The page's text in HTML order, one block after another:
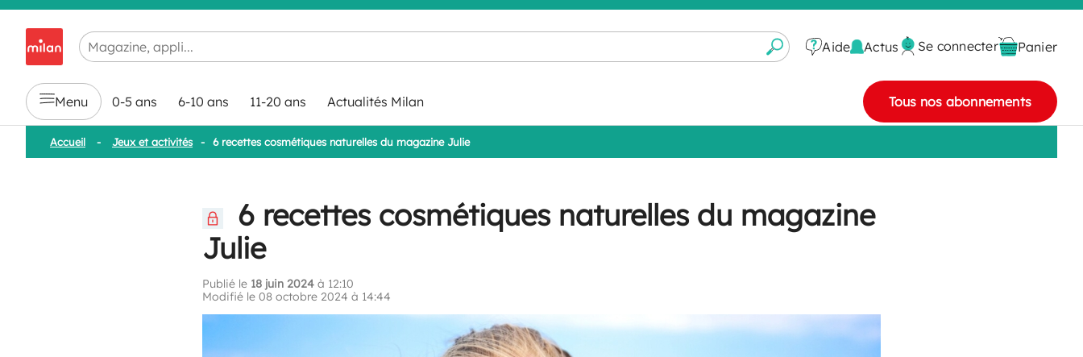
Chargement en cours...
Aide Actus Se connecter Panier
Menu 0-5 ans 6-10 ans 11-20 ans Actualités Milan Tous nos abonnements
Accueil - Jeux et activités - 6 recettes cosmétiques naturelles du magazine Julie
6 recettes cosmétiques naturelles du magazine
Julie
Publié le 18 juin 2024 à 12:10
Modifié le 08 octobre 2024 à 14:44